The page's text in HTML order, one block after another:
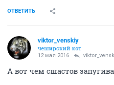
ОТВЕТИТЬ
viktor_venskiy
чеширский кот
12 мая 2016
А вот чем сшастов